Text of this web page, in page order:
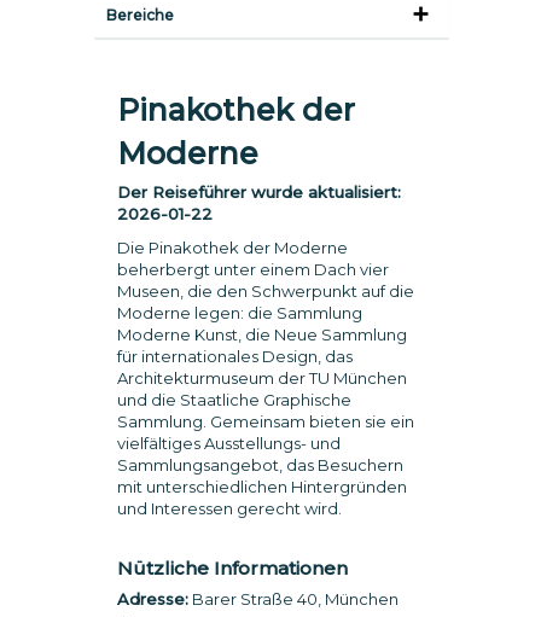
Bereiche
Pinakothek der
Moderne
Der Reiseführer wurde aktualisiert:
2026-01-22
Die Pinakothek der Moderne
beherbergt unter einem Dach vier
Museen, die den Schwerpunkt auf die
Moderne legen: die Sammlung
Moderne Kunst, die Neue Sammlung
für internationales Design, das
Architekturmuseum der TU München
und die Staatliche Graphische
Sammlung. Gemeinsam bieten sie ein
vielfältiges Ausstellungs- und
Sammlungsangebot, das Besuchern
mit unterschiedlichen Hintergründen
und Interessen gerecht wird.
Nützliche Informationen
Adresse:Barer Straße 40, München